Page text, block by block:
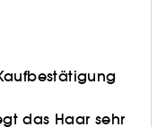
das Haar sehr